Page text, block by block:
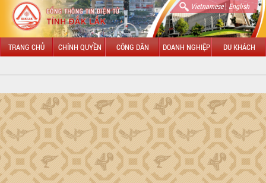
Vietnamese| English
TRANG CHỦ CHÍNH QUYỀN CÔNG DÂN DOANH NGHIỆP DU KHÁCH
Tổng quan Đắk Lắk
HĐND tỉnh Đắk Lắk
UBND tỉnh Đắk Lắk
LÃNH ĐẠO UBND TỈNH